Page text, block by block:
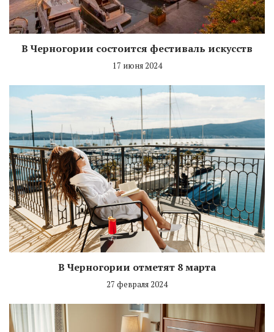
В Черногории состоится фестиваль искусств
17 июня 2024
В Черногории отметят 8 марта
27 февраля 2024